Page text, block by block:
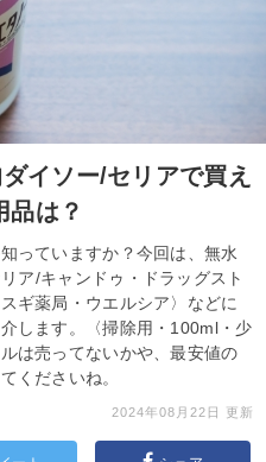
イソー/セリアで買え
品は？
っていますか？今回は、無水
ア/キャンドゥ・ドラッグスト
ギ薬局・ウエルシア〉などに
します。〈掃除用・100ml・少
は売ってないかや、最安値の
くださいね。
2024年08月22日 更新